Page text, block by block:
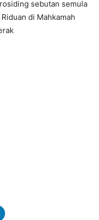
sebutan semula
di Mahkamah